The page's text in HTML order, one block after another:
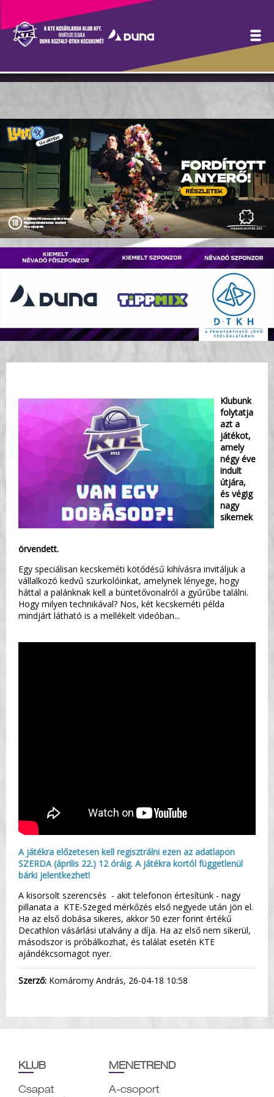
Szurkolói játék április 22-
Klubunk
folytatja
azt a
játékot,
amely
négy éve
indult
útjára,
és végig
nagy
sikernek
örvendett.
Egy speciálisan kecskeméti kötődésű kihívásra invitáljuk a
vállalkozó kedvű szurkolóinkat, amelynek lényege, hogy
háttal a palánknak kell a büntetővonalról a gyűrűbe találni.
Hogy milyen technikával? Nos, két kecskeméti példa
mindjárt látható is a mellékelt videóban...
A játékra előzetesen kell regisztrálni ezen az adatlapon
SZERDA (április 22.) 12 óráig. A játékra kortól függetlenül
bárki jelentkezhet!
A kisorsolt szerencsés - akit telefonon értesítünk - nagy
pillanata a KTE-Szeged mérkőzés első negyede után jön el.
Ha az első dobása sikeres, akkor 50 ezer forint értékű
Decathlon vásárlási utalvány a díja. Ha az első nem sikerül,
másodszor is próbálkozhat, és találat esetén KTE
ajándékcsomagot nyer.
Szerző: Komáromy András, 26-04-18 10:58
KLUB
Csapat
MENETREND
A-csoport